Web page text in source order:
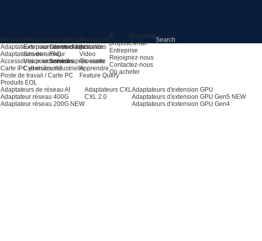
Produits
Adaptateurs pour serveurs AI
Adaptateurs de serveur
Accessoires pour serveurs
Carte IPC et vision industrielle
Poste de travail / Carte PC
Produits EOL
Adaptateurs de réseau AI
Adaptateur réseau 400G
Adaptateur réseau 200G NEW
Adaptateurs CXL
CXL 2.0
Adaptateurs d'extension GPU
Adaptateurs d'extension GPU Gen5 NEW
Adaptateurs d'extension GPU Gen4
Solutions
Extension du stockage
Serveur
Vision industrielle
Cybersécurité
Assistance
Centre d'assistance
FAQ
Service après-vente
Resources
Actualités
Video
Glossaire
Apprendre
Feature Query
À
propos
Entreprise
Rejoignez-nous
Contactez-nous
Où acheter
Shopping
Center